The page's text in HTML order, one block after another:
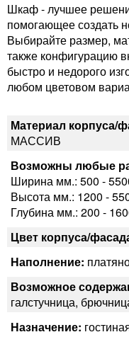
Шкаф - лучшее
помогающее создать
Выбирайте размер,
также конфигурацию
быстро и недорого
любом цветовом
Материал корпуса/
МАССИВ
Возможны любые
Ширина мм.: 500 -
Высота мм.: 1200 -
Глубина мм.: 200 -
Цвет корпуса/
Наполнение:
Возможное
галстучница,
Назначение: